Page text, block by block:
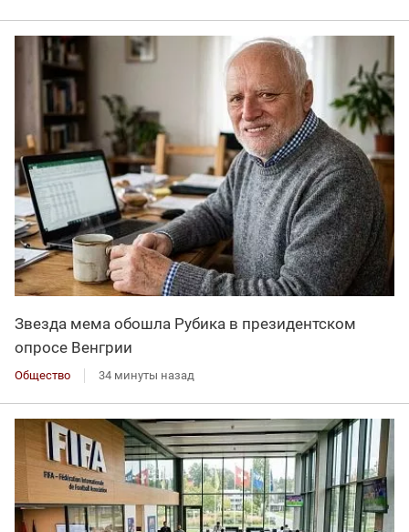
Звезда мема обошла Рубика в президентском
опросе Венгрии
Общество 34 минуты назад